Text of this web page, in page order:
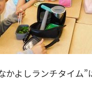
かよしランチタイム